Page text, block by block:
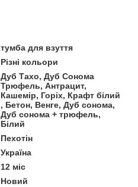
тумба для взуття
Різні кольори
Дуб Тахо, Дуб Сонома
Трюфель, Антрацит,
Кашемір, Горіх, Крафт білий
, Бетон, Венге, Дуб сонома,
Дуб сонома + трюфель,
Білий
Пехотін
Україна
12 міс
Новий